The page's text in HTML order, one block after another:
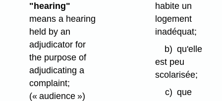
"hearing"
means a hearing
held by an
adjudicator for
the purpose of
adjudicating a
complaint;
(« audience »)
habite un
logement
inadéquat;
b) qu'elle
est peu
scolarisée;
c) que